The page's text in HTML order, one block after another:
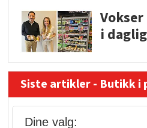
i
Siste artikler - Butikk i
Dine valg: